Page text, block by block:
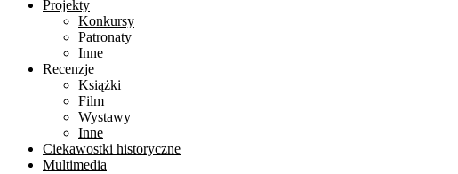
Projekty
Konkursy
Patronaty
Inne
Recenzje
Książki
Film
Wystawy
Inne
Ciekawostki historyczne
Multimedia